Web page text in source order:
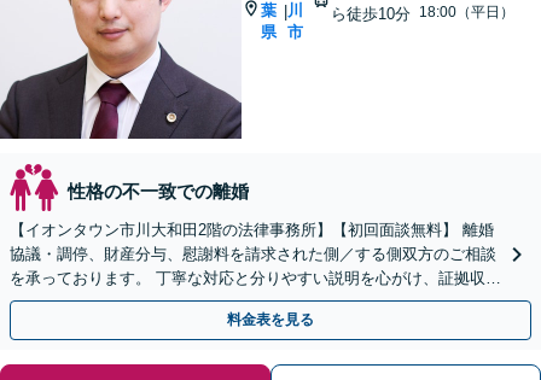
葉
県
|川
市
ら徒歩10分 18:00（平日）
性格の不一致での離婚
【イオンタウン市川大和田2階の法律事務所】【初回面談無料】 離婚
協議・調停、財産分与、慰謝料を請求された側／する側双方のご相談
を承っております。 丁寧な対応と分りやすい説明を心がけ、証拠収集
などのアドバイスも可能です【電話相談可】
料金表を見る